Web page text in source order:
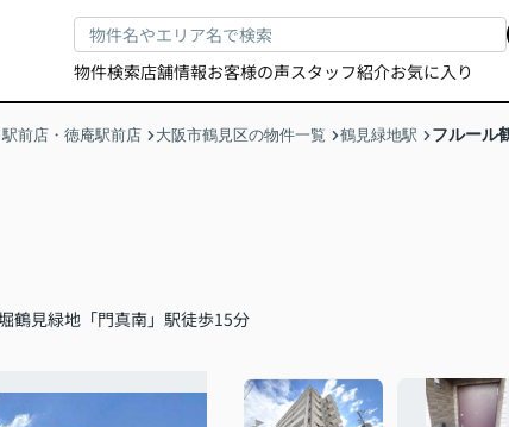
物件検索店舗情報お客様の声スタッフ紹介お気に入り
前店・徳庵駅前店 大阪市鶴見区の物件一覧 鶴見緑地駅 フルール
鶴見緑地「門真南」駅徒歩15分